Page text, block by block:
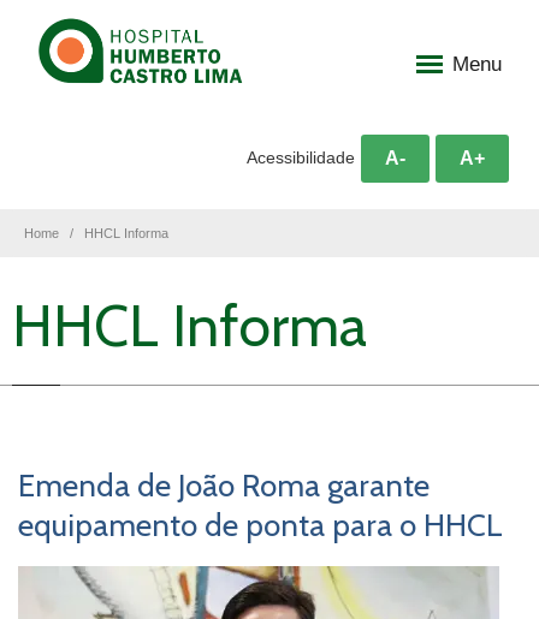
Menu
Acessibilidade A- A+
Home HHCL Informa
HHCL Informa
Emenda de João Roma garante
equipamento de ponta para o HHCL